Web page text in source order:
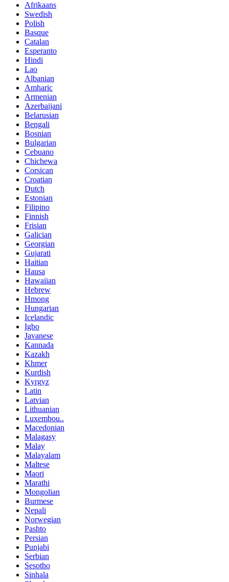
Afrikaans
Swedish
Polish
Basque
Catalan
Esperanto
Hindi
Lao
Albanian
Amharic
Armenian
Azerbaijani
Belarusian
Bengali
Bosnian
Bulgarian
Cebuano
Chichewa
Corsican
Croatian
Dutch
Estonian
Filipino
Finnish
Frisian
Galician
Georgian
Gujarati
Haitian
Hausa
Hawaiian
Hebrew
Hmong
Hungarian
Icelandic
Igbo
Javanese
Kannada
Kazakh
Khmer
Kurdish
Kyrgyz
Latin
Latvian
Lithuanian
Luxembou..
Macedonian
Malagasy
Malay
Malayalam
Maltese
Maori
Marathi
Mongolian
Burmese
Nepali
Norwegian
Pashto
Persian
Punjabi
Serbian
Sesotho
Sinhala